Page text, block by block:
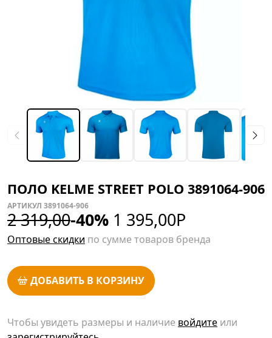
ПОЛО KELME STREET POLO 3891064-906
АРТИКУЛ 3891064-906
2 319,00-40% 1 395,00Р
Оптовые скидки по сумме товаров бренда
ДОБАВИТЬ В КОРЗИНУ
Чтобы увидеть размеры и наличие войдите или